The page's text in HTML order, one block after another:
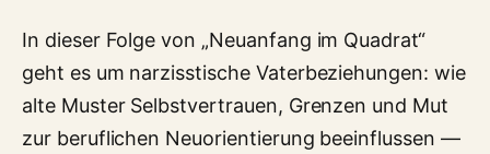
In dieser Folge von „Neuanfang im Quadrat“
geht es um narzisstische Vaterbeziehungen: wie
alte Muster Selbstvertrauen, Grenzen und Mut
zur beruflichen Neuorientierung beeinflussen —